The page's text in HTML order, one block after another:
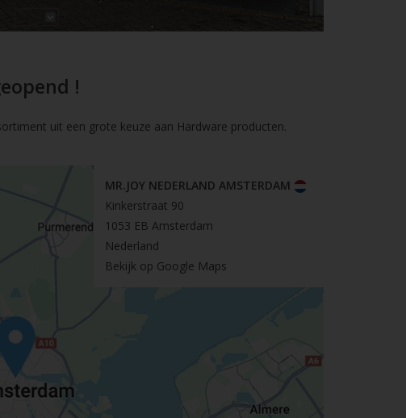
!
uit een grote keuze aan Hardware producten.
MR.JOY NEDERLAND AMSTERDAM
Kinkerstraat 90
1053 EB Amsterdam
Nederland
Bekijk op Google Maps